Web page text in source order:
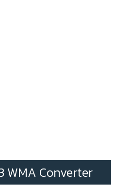
WMA Converter